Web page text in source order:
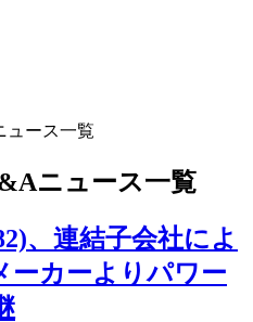
ュース一覧
ニュース一覧
、連結子会社によ
ーカーよりパワー